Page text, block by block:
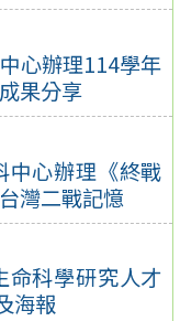
心辦理114學年
果分享
中心辦理《終戰
灣二戰記憶
命科學研究人才
海報